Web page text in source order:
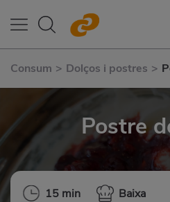
Consum > Dolços i postres >
Postre
15 min Baixa